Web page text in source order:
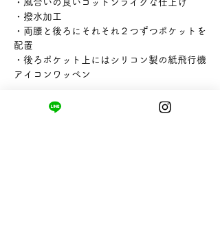
・撥水加工
・両腰と後ろにそれそれ２つずつポケットを
配置
・後ろポケット上にはシリコン製の紙飛行機
アイコンワッペン
【サイズ】S ウエスト65-78×ヒップ102×